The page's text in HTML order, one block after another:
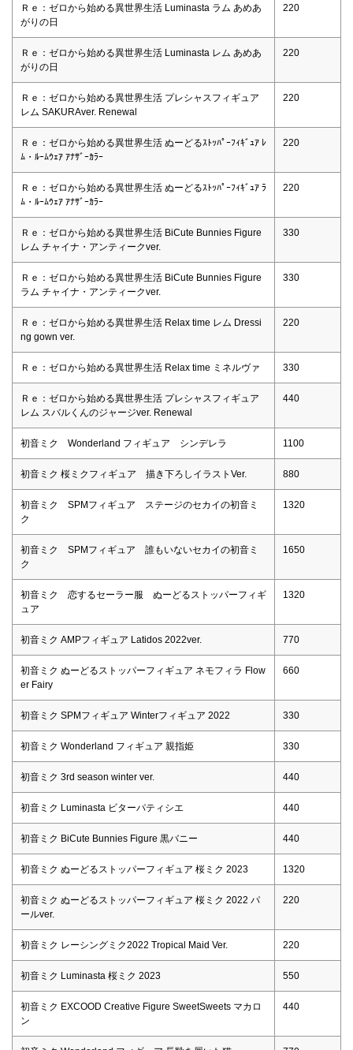
Ｒｅ：ゼロから始める異世界生活 Luminasta ラム あめあ
がりの日
220
Ｒｅ：ゼロから始める異世界生活 Luminasta レム あめあ
がりの日
220
Ｒｅ：ゼロから始める異世界生活 プレシャスフィギュア
レム SAKURAver. Renewal
220
Ｒｅ：ゼロから始める異世界生活 ぬーどるｽﾄｯﾊﾟｰﾌｨｷﾞｭｱ ﾚ
ﾑ・ﾙｰﾑｳｪｱ ｱﾅｻﾞｰｶﾗｰ
220
Ｒｅ：ゼロから始める異世界生活 ぬーどるｽﾄｯﾊﾟｰﾌｨｷﾞｭｱ ﾗ
ﾑ・ﾙｰﾑｳｪｱ ｱﾅｻﾞｰｶﾗｰ
220
Ｒｅ：ゼロから始める異世界生活 BiCute Bunnies Figure
レム チャイナ・アンティークver.
330
Ｒｅ：ゼロから始める異世界生活 BiCute Bunnies Figure
ラム チャイナ・アンティークver.
330
Ｒｅ：ゼロから始める異世界生活 Relax time レム Dressi
ng gown ver.
220
Ｒｅ：ゼロから始める異世界生活 Relax time ミネルヴァ 330
Ｒｅ：ゼロから始める異世界生活 プレシャスフィギュア
レム スバルくんのジャージver. Renewal
440
初音ミク Wonderland フィギュア シンデレラ 1100
初音ミク 桜ミクフィギュア 描き下ろしイラストVer. 880
初音ミク SPMフィギュア ステージのセカイの初音ミ
ク
1320
初音ミク SPMフィギュア 誰もいないセカイの初音ミ
ク
1650
初音ミク 恋するセーラー服 ぬーどるストッパーフィギ
ュア
1320
初音ミク AMPフィギュア Latidos 2022ver. 770
初音ミク ぬーどるストッパーフィギュア ネモフィラ Flow
er Fairy
660
初音ミク SPMフィギュア Winterフィギュア 2022 330
初音ミク Wonderland フィギュア 親指姫 330
初音ミク 3rd season winter ver. 440
初音ミク Luminasta ビターパティシエ 440
初音ミク BiCute Bunnies Figure 黒バニー 440
初音ミク ぬーどるストッパーフィギュア 桜ミク 2023 1320
初音ミク ぬーどるストッパーフィギュア 桜ミク 2022 パ
ールver.
220
初音ミク レーシングミク2022 Tropical Maid Ver. 220
初音ミク Luminasta 桜ミク 2023 550
初音ミク EXCOOD Creative Figure SweetSweets マカロ
ン
440